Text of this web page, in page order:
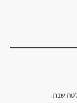
שבת.